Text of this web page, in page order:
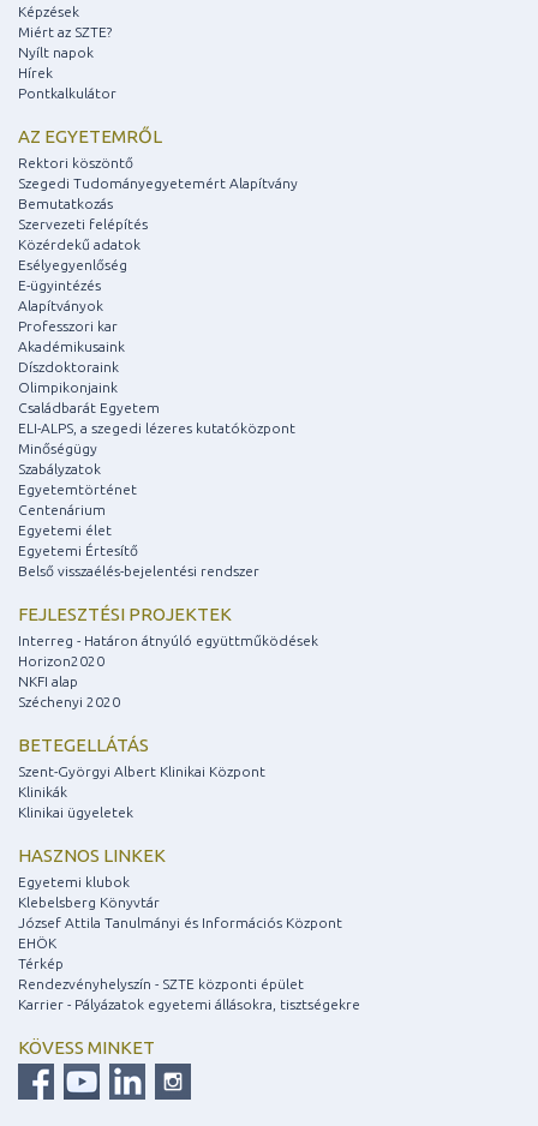
Képzések
Miért az SZTE?
Nyílt napok
Hírek
Pontkalkulátor
AZ EGYETEMRŐL
Rektori köszöntő
Szegedi Tudományegyetemért Alapítvány
Bemutatkozás
Szervezeti felépítés
Közérdekű adatok
Esélyegyenlőség
E-ügyintézés
Alapítványok
Professzori kar
Akadémikusaink
Díszdoktoraink
Olimpikonjaink
Családbarát Egyetem
ELI-ALPS, a szegedi lézeres kutatóközpont
Minőségügy
Szabályzatok
Egyetemtörténet
Centenárium
Egyetemi élet
Egyetemi Értesítő
Belső visszaélés-bejelentési rendszer
FEJLESZTÉSI PROJEKTEK
Interreg - Határon átnyúló együttműködések
Horizon2020
NKFI alap
Széchenyi 2020
BETEGELLÁTÁS
Szent-Györgyi Albert Klinikai Központ
Klinikák
Klinikai ügyeletek
HASZNOS LINKEK
Egyetemi klubok
Klebelsberg Könyvtár
József Attila Tanulmányi és Információs Központ
EHÖK
Térkép
Rendezvényhelyszín - SZTE központi épület
Karrier - Pályázatok egyetemi állásokra, tisztségekre
KÖVESS MINKET